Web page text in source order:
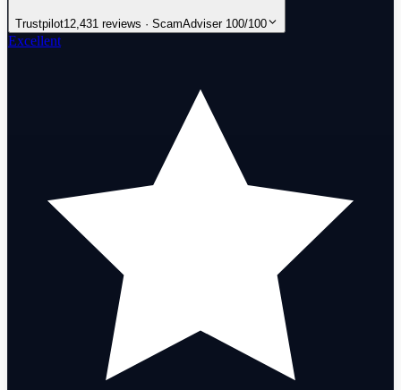
Trustpilot12,431 reviews · ScamAdviser 100/100
Excellent